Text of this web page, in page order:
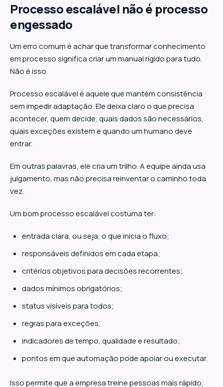
Processo escalável não é processo
engessado
Um erro comum é achar que transformar conhecimento
em processo significa criar um manual rígido para tudo.
Não é isso.
Processo escalável é aquele que mantém consistência
sem impedir adaptação. Ele deixa claro o que precisa
acontecer, quem decide, quais dados são necessários,
quais exceções existem e quando um humano deve
entrar.
Em outras palavras, ele cria um trilho. A equipe ainda usa
julgamento, mas não precisa reinventar o caminho toda
vez.
Um bom processo escalável costuma ter:
entrada clara, ou seja, o que inicia o fluxo;
responsáveis definidos em cada etapa;
critérios objetivos para decisões recorrentes;
dados mínimos obrigatórios;
status visíveis para todos;
regras para exceções;
indicadores de tempo, qualidade e resultado;
pontos em que automação pode apoiar ou executar.
Isso permite que a empresa treine pessoas mais rápido,